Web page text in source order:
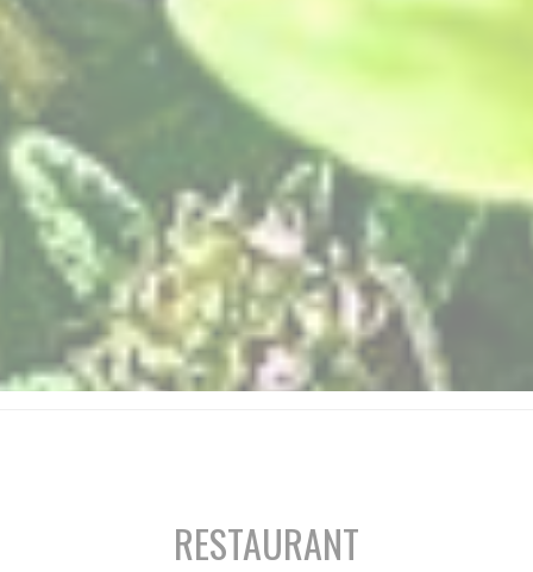
RESTAURANT